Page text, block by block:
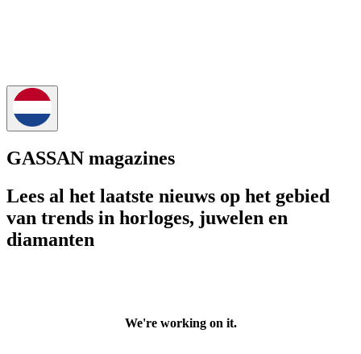
GASSAN magazines
Lees al het laatste nieuws op het gebied
van trends in horloges, juwelen en
diamanten